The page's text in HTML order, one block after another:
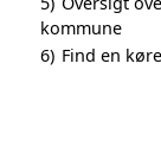
kommune
6) Find en